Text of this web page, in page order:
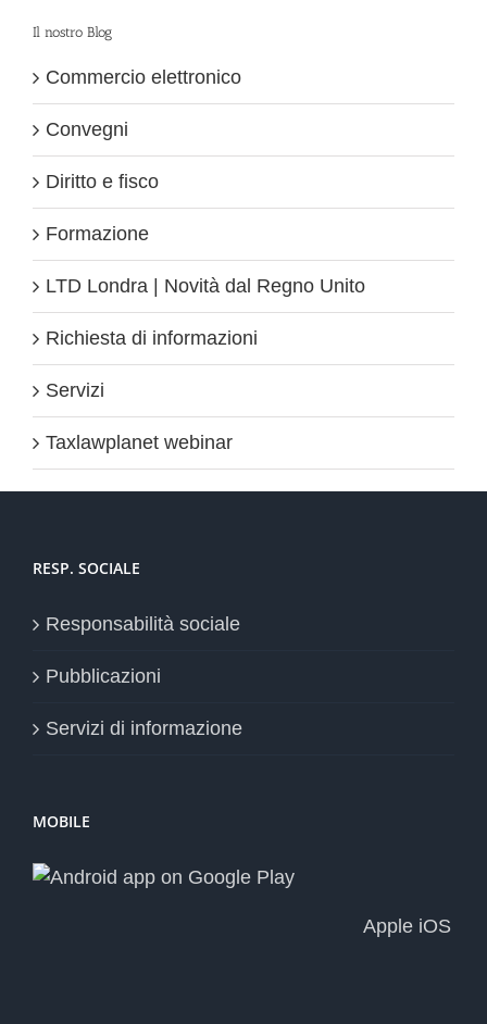
Il nostro Blog
Commercio elettronico
Convegni
Diritto e fisco
Formazione
LTD Londra | Novità dal Regno Unito
Richiesta di informazioni
Servizi
Taxlawplanet webinar
RESP. SOCIALE
Responsabilità sociale
Pubblicazioni
Servizi di informazione
MOBILE
Apple iOS